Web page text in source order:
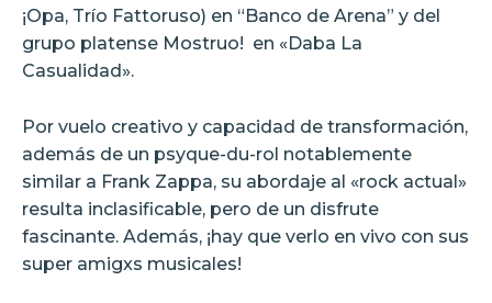
¡Opa, Trío Fattoruso) en “Banco de Arena” y del
grupo platense Mostruo! en «Daba La
Casualidad».
Por vuelo creativo y capacidad de transformación,
además de un psyque-du-rol notablemente
similar a Frank Zappa, su abordaje al «rock actual»
resulta inclasificable, pero de un disfrute
fascinante. Además, ¡hay que verlo en vivo con sus
super amigxs musicales!